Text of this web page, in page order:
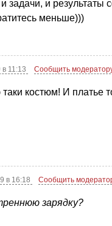
задачи, и
меньше)))
11:13 Сообщить
костюм! И
в 16:18 Сообщить
зарядку?